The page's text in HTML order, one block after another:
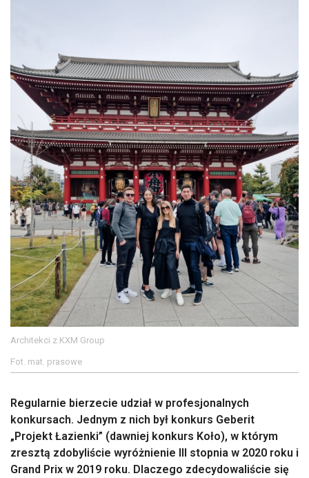
Architekci z KXM Group
Fot. mat. prasowe
Regularnie bierzecie udział w profesjonalnych
konkursach. Jednym z nich był konkurs Geberit
„Projekt Łazienki” (dawniej konkurs Koło), w którym
zresztą zdobyliście wyróżnienie III stopnia w 2020 roku i
Grand Prix w 2019 roku. Dlaczego zdecydowaliście się